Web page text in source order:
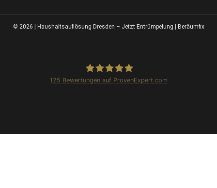
© 2026 | Haushaltsauflösung Dresden – Jetzt Entrümpelung | Beräumfix
125 Bewertungen auf ProvenExpert.com